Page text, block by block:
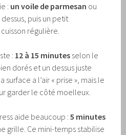
: un voile de parmesan ou
dessus, puis un petit
régulière.
: 12 à 15 minutes selon le
dorés et un dessus juste
a l’air « prise », mais le
garder le côté moelleux.
aide beaucoup :5 minutes
grille. Ce mini-temps stabilise